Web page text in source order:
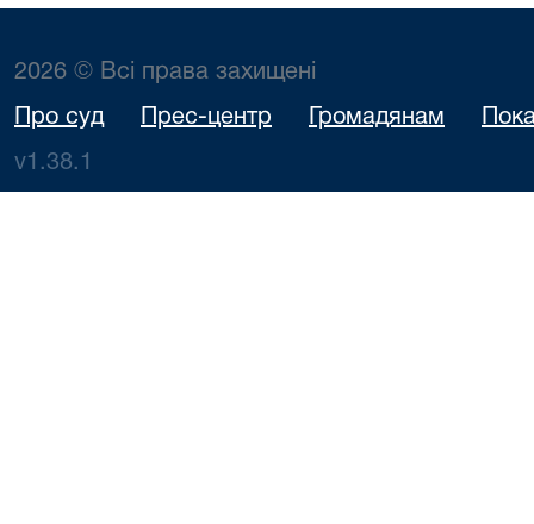
2026 © Всі права захищені
Про суд Прес-центр Громадянам
v1.38.1